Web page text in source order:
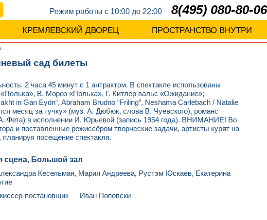
Режим работы с 10:00 до 22:00 8(495) 080-80-06
КРЕМЛЕВСКИЙ ДВОРЕЦ ПРОСТРАНСТВО ВНУТРИ
сад билеты
2 часа 45 минут с 1 антрактом. В спектакле использованы
В. Мороз «Полька», Г. Китлер вальс «Ожидание»;
in Gan Eydn“, Abraham Brudno “Friling”, Neshama Carlebach / Natalie
месяц за тучку» (муз. А. Дюбюк, слова В. Чуевского), романс
Фета) в исполнении И. Юрьевой (запись 1954 года). ВНИМАНИЕ! Во
и поставленные режиссёром творческие задачи, артисты курят на
посещение спектакля.
сцена, Большой зал
Кесельман, Мария Андреева, Рустэм Юскаев, Екатерина
постановщик — Иван Поповски